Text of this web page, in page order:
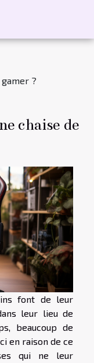
?
chaise de
font de leur
leur lieu de
beaucoup de
en raison de ce
qui ne leur